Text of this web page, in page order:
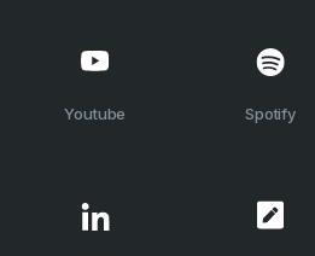
Youtube Spotify